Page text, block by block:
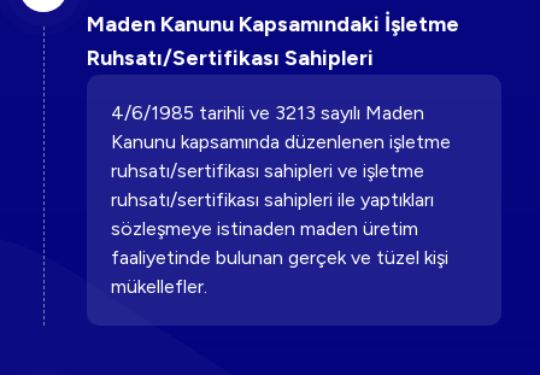
Maden Kanunu Kapsamındaki İşletme
Ruhsatı/Sertifikası Sahipleri
4/6/1985 tarihli ve 3213 sayılı Maden
Kanunu kapsamında düzenlenen işletme
ruhsatı/sertifikası sahipleri ve işletme
ruhsatı/sertifikası sahipleri ile yaptıkları
sözleşmeye istinaden maden üretim
faaliyetinde bulunan gerçek ve tüzel kişi
mükellefler.